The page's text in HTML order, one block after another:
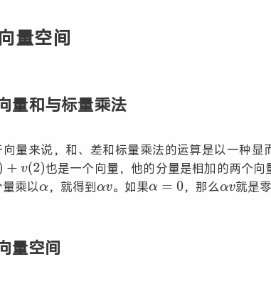
向量空间
量和与标量乘法
向量来说，和、差和标量乘法的运算是以一种
也是一个向量，他的分量是相加的两个
乘以
，就得到 。如果 ，那么 就是
量空间